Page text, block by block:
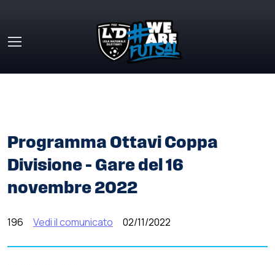
Programma Ottavi Coppa
Divisione – Gare del 16
novembre 2022
196 Vedi il comunicato 02/11/2022